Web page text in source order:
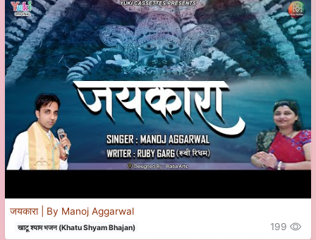
जयकारा | By Manoj Aggarwal
खाटू श्याम भजन (Khatu Shyam Bhajan) 199